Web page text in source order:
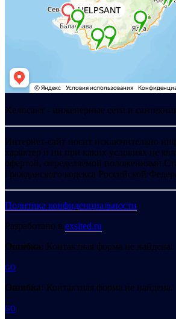
Хелпсант - инженерные сети и
Интернет-сайт носит исключительно
характер и ни при каких условиях не
офертой, определяемой положениями
Гражданского кодекса Российской
Политика конфиденциальности
Разработано в exsited.ru
Ошибка: Контактная форма не найдена.
GO
Ошибка: Контактная форма не найдена.
GO